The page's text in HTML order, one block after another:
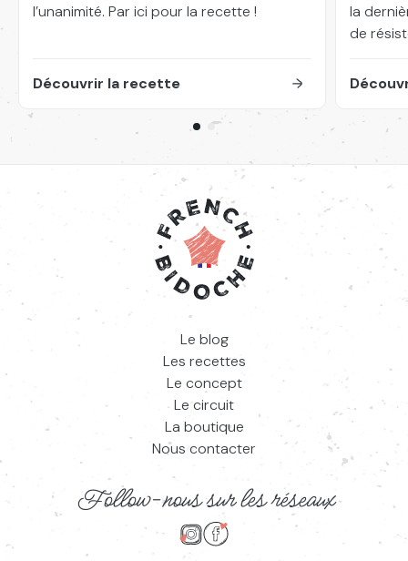
l’unanimité. Par ici pour la recette !
Découvrir la recette
la
de
Le blog
Les recettes
Le concept
Le circuit
La boutique
Nous contacter
Follow-nous sur les réseaux